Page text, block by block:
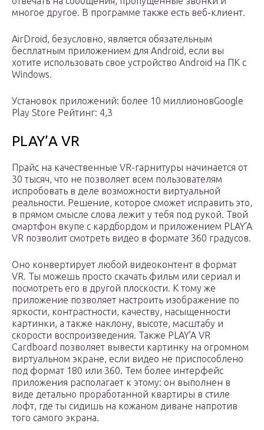
многое другое. В программе также есть веб-клиент.
AirDroid, безусловно, является обязательным
бесплатным приложением для Android, если вы
хотите использовать свое устройство Android на ПК с
Windows.
Установок приложений: более 10 миллионовGoogle
Play Store Рейтинг: 4,3
PLAY’A VR
Прайс на качественные VR-гарнитуры начинается от
30 тысяч, что не позволяет всем пользователям
испробовать в деле возможности виртуальной
реальности. Решение, которое сможет исправить это,
в прямом смысле слова лежит у тебя под рукой. Твой
смартфон вкупе с кардбордом и приложением PLAY’A
VR позволит смотреть видео в формате 360 градусов.
Оно конвертирует любой видеоконтент в формат
VR. Ты можешь просто скачать фильм или сериал и
посмотреть его в другой плоскости. К тому же
приложение позволяет настроить изображение по
яркости, контрастности, качеству, насыщенности
картинки, а также наклону, высоте, масштабу и
скорости воспроизведения. Также PLAY’A VR
Cardboard позволяет вывести картинку на огромном
виртуальном экране, если видео не приспособлено
под формат 180 или 360. Тем более интерфейс
приложения располагает к этому: он выполнен в
виде детально проработанной квартиры в стиле
лофт, где ты сидишь на кожаном диване напротив
того самого экрана.